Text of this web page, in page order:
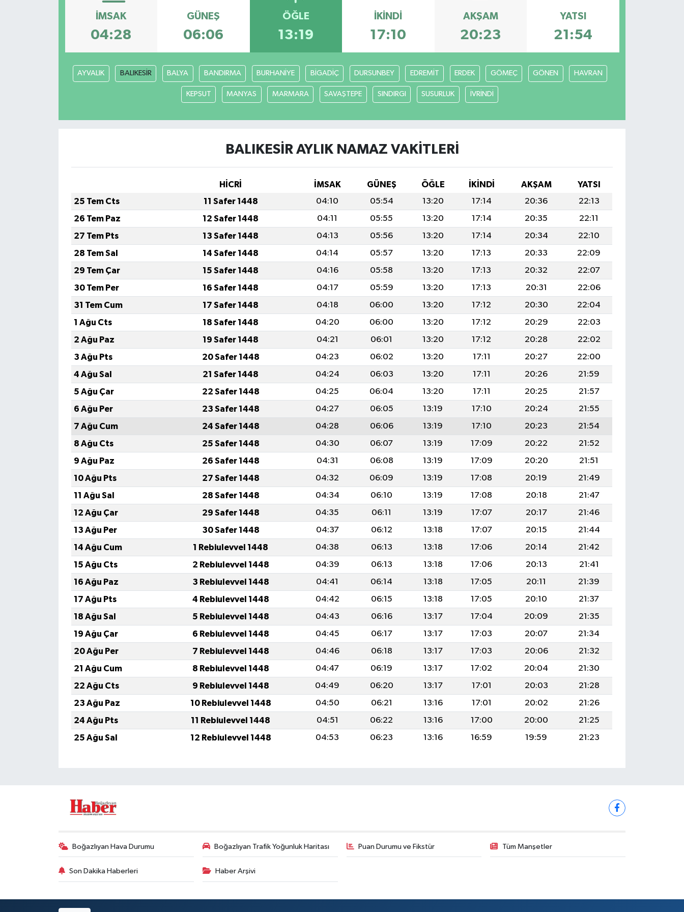
İMSAK
04:28
GÜNEŞ
06:06
ÖĞLE
13:19
İKINDI
17:10
AKŞAM
20:23
YATSI
21:54
AYVALIK BALIKESİR BALYA BANDIRMA BURHANİYE BİGADİÇ DURSUNBEY EDREMİT ERDEK GÖMEÇ GÖNEN HAVRAN
KEPSUT MANYAS MARMARA SAVAŞTEPE SINDIRGI SUSURLUK İVRİNDİ
BALIKESİR AYLIK NAMAZ VAKITLERI
HİCRİ İMSAK GÜNEŞ ÖĞLE İKINDI AKŞAM
YATSI
25 Tem Cts
11 Safer 1448 04:10 05:54 13:20 17:14 20:36
22:13
26 Tem Paz
12 Safer 1448 04:11 05:55 13:20 17:14 20:35
22:11
27 Tem Pts
13 Safer 1448 04:13 05:56 13:20 17:14 20:34
22:10
28 Tem Sal
14 Safer 1448 04:14 05:57 13:20 17:13 20:33
22:09
29 Tem Çar
15 Safer 1448 04:16 05:58 13:20 17:13 20:32
22:07
30 Tem Per
16 Safer 1448 04:17 05:59 13:20 17:13 20:31
22:06
31 Tem Cum
17 Safer 1448 04:18 06:00 13:20 17:12 20:30
22:04
1 Ağu Cts
18 Safer 1448 04:20 06:00 13:20 17:12 20:29
22:03
2 Ağu Paz
19 Safer 1448 04:21 06:01 13:20 17:12 20:28
22:02
3 Ağu Pts
20 Safer 1448 04:23 06:02 13:20 17:11 20:27
22:00
4 Ağu Sal
21 Safer 1448 04:24 06:03 13:20 17:11 20:26
21:59
5 Ağu Çar
22 Safer 1448 04:25 06:04 13:20 17:11 20:25
21:57
6 Ağu Per
23 Safer 1448 04:27 06:05 13:19 17:10 20:24
21:55
7 Ağu Cum
24 Safer 1448 04:28 06:06 13:19 17:10 20:23
21:54
8 Ağu Cts
25 Safer 1448 04:30 06:07 13:19 17:09 20:22
21:52
9 Ağu Paz
26 Safer 1448 04:31 06:08 13:19 17:09 20:20
21:51
10 Ağu Pts
27 Safer 1448 04:32 06:09 13:19 17:08 20:19
21:49
11 Ağu Sal
28 Safer 1448 04:34 06:10 13:19 17:08 20:18
21:47
12 Ağu Çar
29 Safer 1448 04:35 06:11 13:19 17:07 20:17
21:46
13 Ağu Per
30 Safer 1448 04:37 06:12 13:18 17:07 20:15
21:44
14 Ağu Cum
1 Rebiulevvel 1448 04:38 06:13 13:18 17:06 20:14
21:42
15 Ağu Cts
2 Rebiulevvel 1448 04:39 06:13 13:18 17:06 20:13
21:41
16 Ağu Paz
3 Rebiulevvel 1448 04:41 06:14 13:18 17:05 20:11
21:39
17 Ağu Pts
4 Rebiulevvel 1448 04:42 06:15 13:18 17:05 20:10
21:37
18 Ağu Sal
5 Rebiulevvel 1448 04:43 06:16 13:17 17:04 20:09
21:35
19 Ağu Çar
6 Rebiulevvel 1448 04:45 06:17 13:17 17:03 20:07
21:34
20 Ağu Per
7 Rebiulevvel 1448 04:46 06:18 13:17 17:03 20:06
21:32
21 Ağu Cum
8 Rebiulevvel 1448 04:47 06:19 13:17 17:02 20:04
21:30
22 Ağu Cts
9 Rebiulevvel 1448 04:49 06:20 13:17 17:01 20:03
21:28
23 Ağu Paz
10 Rebiulevvel 1448 04:50 06:21 13:16 17:01 20:02
21:26
24 Ağu Pts
11 Rebiulevvel 1448 04:51 06:22 13:16 17:00 20:00
21:25
25 Ağu Sal
12 Rebiulevvel 1448 04:53 06:23 13:16 16:59 19:59 21:23
Boğazlıyan Hava Durumu Boğazlıyan Trafik Yoğunluk Haritası Puan Durumu ve Fikstür Tüm Manşetler
Son Dakika Haberleri Haber Arşivi